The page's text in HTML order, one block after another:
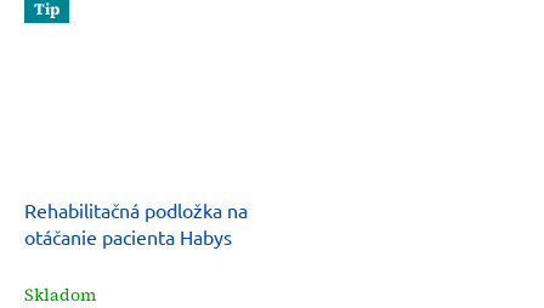
chladné počasie. ORO-FEET...
Tip
Rehabilitačná podložka na
otáčanie pacienta Habys
Skladom